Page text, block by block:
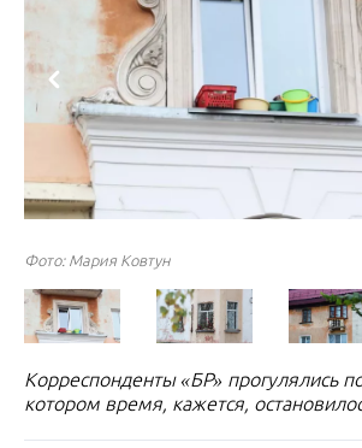
Фото: Мария Ковтун
Фото: Мария Ковтун
Фото: Мария Ковтун
Фото: Мария Ковтун
Фото: Мария Ковтун
Фото: Мария Ковтун
Фото: Мария Ковтун
Фото: Мария Ковтун
Фото: Мария Ковтун
Фото: Мария Ковтун
Фото: Мария Ковтун
Фото: Мария Ковтун
Фото: Мария Ковтун
Корреспонденты «БР» прогулялись
котором время, кажется,